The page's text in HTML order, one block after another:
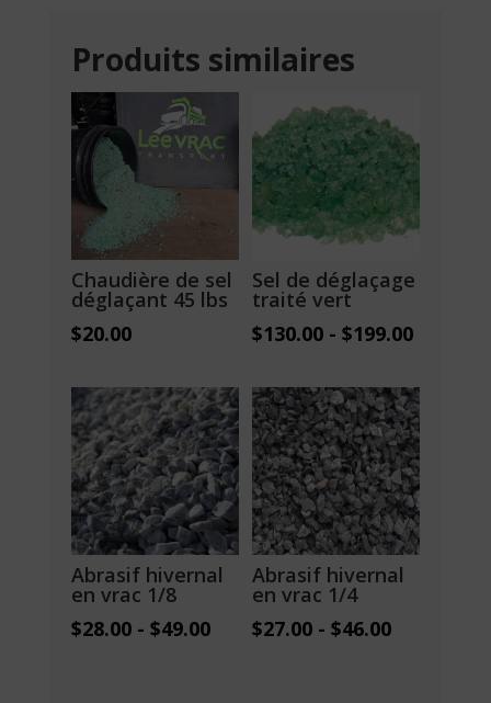
Produits similaires
Chaudière de sel
déglaçant 45 lbs
$20.00
Sel de déglaçage
traité vert
$130.00 -$199.00
Abrasif hivernal
en vrac 1/8
$28.00- $49.00
Abrasif hivernal
en vrac 1/4
$27.00 -$46.00